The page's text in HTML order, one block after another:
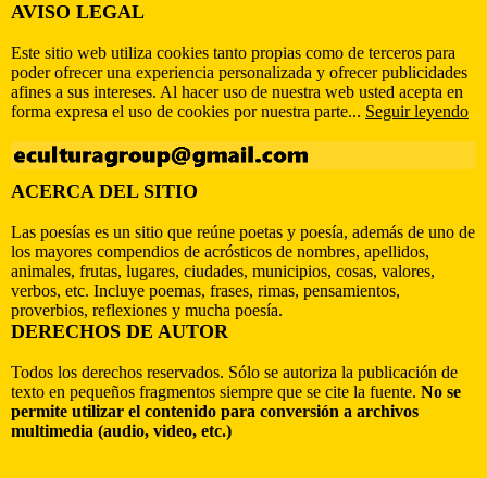
AVISO LEGAL
Este sitio web utiliza cookies tanto propias como de terceros para
poder ofrecer una experiencia personalizada y ofrecer publicidades
afines a sus intereses. Al hacer uso de nuestra web usted acepta en
forma expresa el uso de cookies por nuestra parte... Seguir leyendo
ACERCA DEL SITIO
Las poesías es un sitio que reúne poetas y poesía, además de uno de
los mayores compendios de acrósticos de nombres, apellidos,
animales, frutas, lugares, ciudades, municipios, cosas, valores,
verbos, etc. Incluye poemas, frases, rimas, pensamientos,
proverbios, reflexiones y mucha poesía.
DERECHOS DE AUTOR
Todos los derechos reservados. Sólo se autoriza la publicación de
texto en pequeños fragmentos siempre que se cite la fuente. No se
permite utilizar el contenido para conversión a archivos
multimedia (audio, video, etc.)